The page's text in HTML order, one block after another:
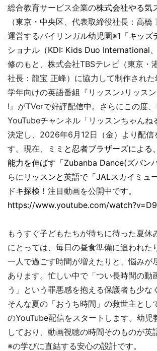
総合教育サービス企業の株式会社やる気
（東京・中央区、代表取締役社長：高
運営するバイリンガル幼児園※1「キッズ
ショナル（KDI: Kids Duo International、
修のもと、株式会社TBSテレビ（東京・
社長：龍宝 正峰）に協力して制作され
学年向けの英語番組『リッスン♪リッス
!』がTVerで好評配信中。さらにこの度
YouTubeチャンネル「リッスンちゃんね
決定し、2026年6月12日（金）より配信
す。現在、
ミミと忍者ブラザーズによる
能力を伸ばす「Zubanba Dance(ズバン
らに リッスンと英語で「JALスカイミュ
ドキ探検！ 注目動画を公開中です。
https://www.youtube.com/
もうすぐ子どもたちが待ちに待った夏休
にとっては、毎日の昼食準備に追われた
一人で過ごす時間が増えたりと、悩みが
あります。忙しい中で「つい長時間の動
う」という罪悪感を抱える保護者も少な
そんな夏の「おうち時間」の救世主とし
のYouTube配信をスタートします。幼児
しており、動画視聴の時間そのものが英
※の学びに直結する安心の設計です。